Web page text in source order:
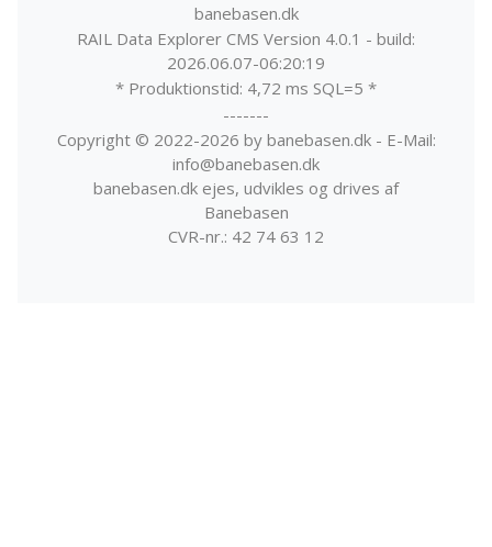
banebasen.dk
RAIL Data Explorer CMS Version 4.0.1 - build:
2026.06.07-06:20:19
* Produktionstid: 4,72 ms SQL=5 *
-------
Copyright © 2022-2026 by banebasen.dk - E-Mail:
info@banebasen.dk
banebasen.dk ejes, udvikles og drives af
Banebasen
CVR-nr.: 42 74 63 12